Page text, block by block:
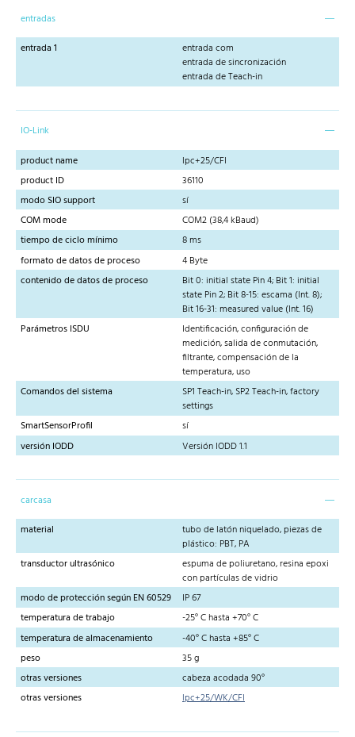
entradas
entrada 1
entrada com
entrada de sincronización
entrada de Teach-in
IO-Link
product name
lpc+25/CFI
product ID
36110
modo SIO support
sí
COM mode
COM2 (38,4 kBaud)
tiempo de ciclo mínimo
8 ms
formato de datos de proceso
4 Byte
contenido de datos de proceso
Bit 0: initial state Pin 4; Bit 1: initial
state Pin 2; Bit 8-15: escama (Int. 8);
Bit 16-31: measured value (Int. 16)
Parámetros ISDU
Identificación, configuración de
medición, salida de conmutación,
filtrante, compensación de la
temperatura, uso
Comandos del sistema
SP1 Teach-in, SP2 Teach-in, factory
settings
SmartSensorProfil
sí
versión IODD
Versión IODD 1.1
carcasa
material
tubo de latón niquelado, piezas de
plástico: PBT, PA
transductor ultrasónico
espuma de poliuretano, resina epoxi
con partículas de vidrio
modo de protección según EN 60529
IP 67
temperatura de trabajo
-25° C hasta +70° C
temperatura de almacenamiento
-40° C hasta +85° C
peso
35 g
otras versiones
cabeza acodada 90°
otras versiones
lpc+25/WK/CFI